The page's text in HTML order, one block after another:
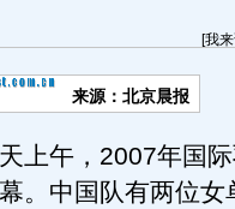
[我
来源：北京晨报
午，2007年国际
。中国队有两位女